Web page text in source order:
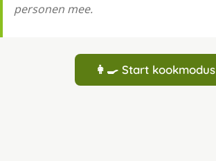
personen mee.
👩‍🍳 Start kookmodus